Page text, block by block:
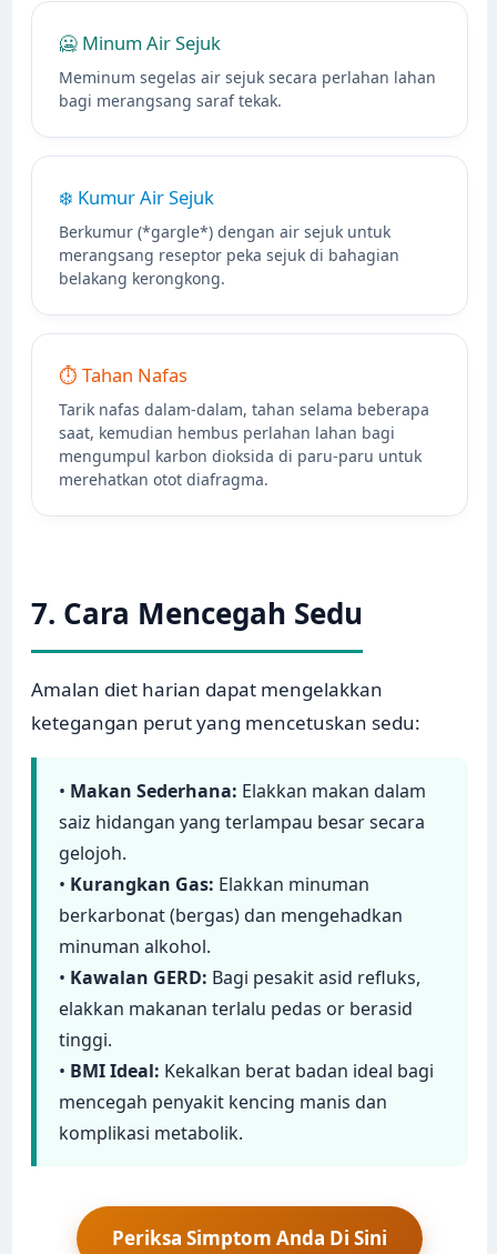
🥶 Minum Air Sejuk
Meminum segelas air sejuk secara perlahan lahan
bagi merangsang saraf tekak.
❄️ Kumur Air Sejuk
Berkumur (*gargle*) dengan air sejuk untuk
merangsang reseptor peka sejuk di bahagian
belakang kerongkong.
⏱️ Tahan Nafas
Tarik nafas dalam-dalam, tahan selama beberapa
saat, kemudian hembus perlahan lahan bagi
mengumpul karbon dioksida di paru-paru untuk
merehatkan otot diafragma.
7. Cara Mencegah Sedu
Amalan diet harian dapat mengelakkan
ketegangan perut yang mencetuskan sedu:
• Makan Sederhana: Elakkan makan dalam
saiz hidangan yang terlampau besar secara
gelojoh.
• Kurangkan Gas: Elakkan minuman
berkarbonat (bergas) dan mengehadkan
minuman alkohol.
• Kawalan GERD: Bagi pesakit asid refluks,
elakkan makanan terlalu pedas or berasid
tinggi.
• BMI Ideal: Kekalkan berat badan ideal bagi
mencegah penyakit kencing manis dan
komplikasi metabolik.
Periksa Simptom Anda Di Sini